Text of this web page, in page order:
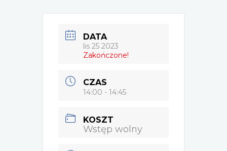
DATA
lis 25 2023
Zakończone!
CZAS
14:00 - 14:45
KOSZT
Wstęp wolny